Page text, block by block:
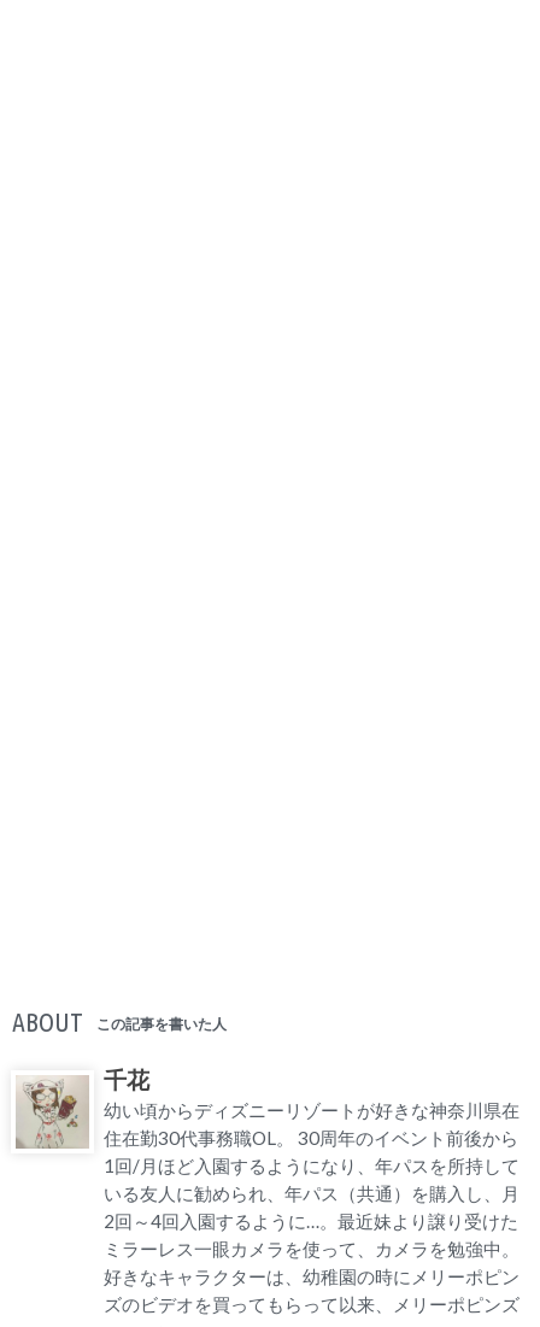
ABOUT この記事を書いた人
千花
幼い頃からディズニーリゾートが好きな神奈川県在
住在勤30代事務職OL。 30周年のイベント前後から
1回/月ほど入園するようになり、年パスを所持して
いる友人に勧められ、年パス（共通）を購入し、月
2回～4回入園するように…。最近妹より譲り受けた
ミラーレス一眼カメラを使って、カメラを勉強中。
好きなキャラクターは、幼稚園の時にメリーポピン
ズのビデオを買ってもらって以来、メリーポピンズ